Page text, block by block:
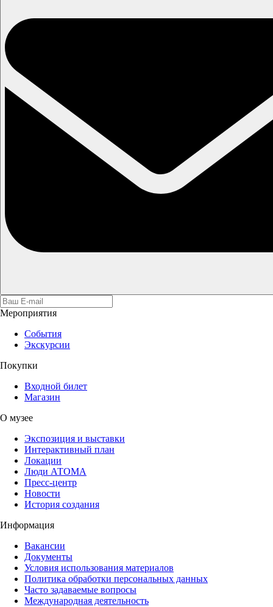
Мероприятия
События
Экскурсии
Покупки
Входной билет
Магазин
О музее
Экспозиция и выставки
Интерактивный план
Локации
Люди АТОМА
Пресс-центр
Новости
История создания
Информация
Вакансии
Документы
Условия использования материалов
Политика обработки персональных данных
Часто задаваемые вопросы
Международная деятельность